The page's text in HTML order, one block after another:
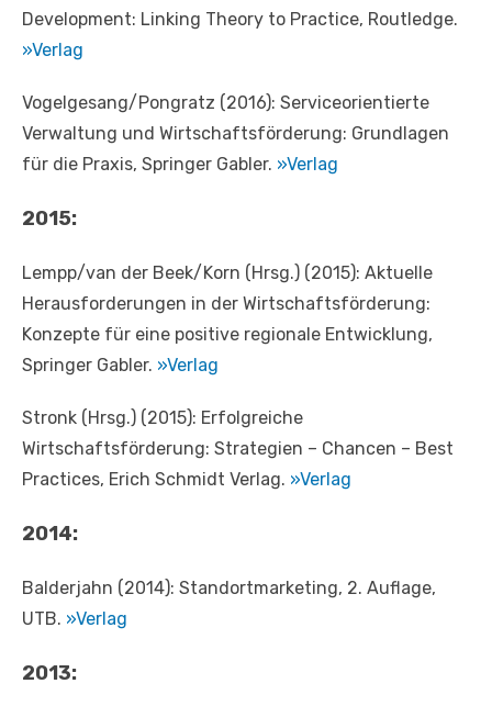
Development: Linking Theory to Practice, Routledge.
»Verlag
Vogelgesang/Pongratz (2016): Serviceorientierte
Verwaltung und Wirtschaftsförderung: Grundlagen
für die Praxis, Springer Gabler. »Verlag
2015:
Lempp/van der Beek/Korn (Hrsg.) (2015): Aktuelle
Herausforderungen in der Wirtschaftsförderung:
Konzepte für eine positive regionale Entwicklung,
Springer Gabler. »Verlag
Stronk (Hrsg.) (2015): Erfolgreiche
Wirtschaftsförderung: Strategien – Chancen – Best
Practices, Erich Schmidt Verlag. »Verlag
2014:
Balderjahn (2014): Standortmarketing, 2. Auflage,
UTB. »Verlag
2013: